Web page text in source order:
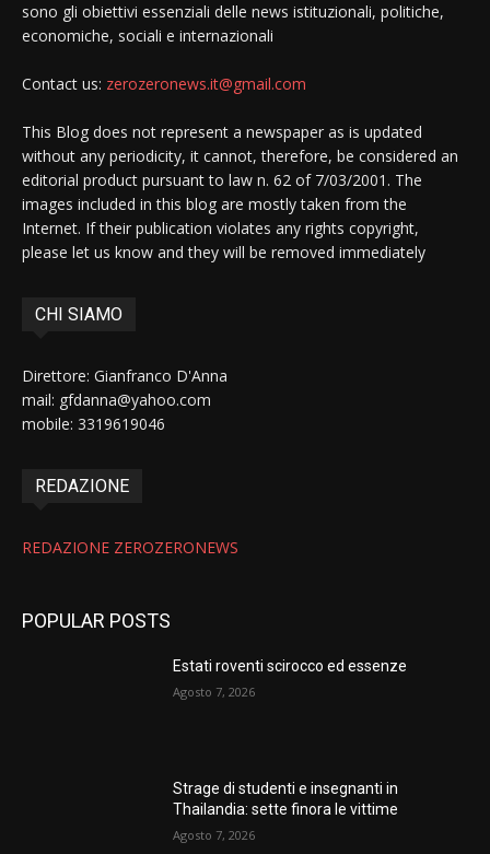
sono gli obiettivi essenziali delle news istituzionali, politiche,
economiche, sociali e internazionali
Contact us: zerozeronews.it@gmail.com
This Blog does not represent a newspaper as is updated
without any periodicity, it cannot, therefore, be considered an
editorial product pursuant to law n. 62 of 7/03/2001. The
images included in this blog are mostly taken from the
Internet. If their publication violates any rights copyright,
please let us know and they will be removed immediately
CHI SIAMO
Direttore: Gianfranco D'Anna
mail: gfdanna@yahoo.com
mobile: 3319619046
REDAZIONE
REDAZIONE ZEROZERONEWS
POPULAR POSTS
Estati roventi scirocco ed essenze
Agosto 7, 2026
Strage di studenti e insegnanti in
Thailandia: sette finora le vittime
Agosto 7, 2026